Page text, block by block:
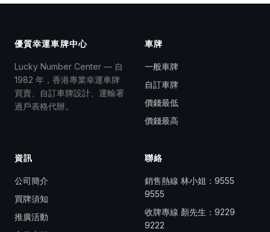
優質幸運車牌中心
Lucky Number Center — 自
1982 年，香港專業幸運車牌
買賣、自訂車牌設計、運輸署
過戶表格代辦。
車牌
一般車牌
自訂車牌
價錢最低
價錢最高
資訊
公司簡介
買牌須知
推廣活動
聯絡
銷售熱線 林小姐： 9555
9555
收牌專線 顏先生： 9229
9222